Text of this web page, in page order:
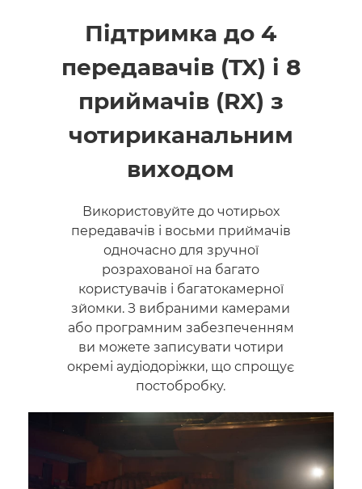
Підтримка до 4
передавачів (TX) і 8
приймачів (RX) з
чотириканальним
виходом
Використовуйте до чотирьох
передавачів і восьми приймачів
одночасно для зручної
розрахованої на багато
користувачів і багатокамерної
зйомки. З вибраними камерами
або програмним забезпеченням
ви можете записувати чотири
окремі аудіодоріжки, що спрощує
постобробку.